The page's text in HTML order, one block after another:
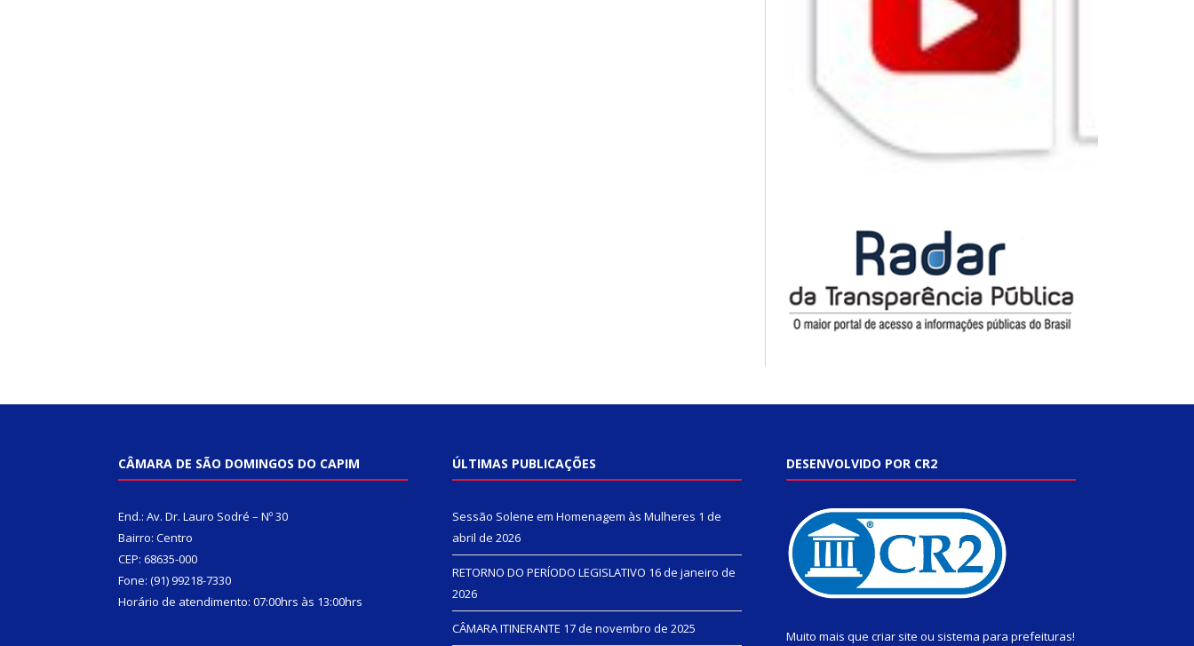
CÂMARA DE SÃO DOMINGOS DO CAPIM
End.: Av. Dr. Lauro Sodré – Nº 30
Bairro: Centro
CEP: 68635-000
Fone: (91) 99218-7330
Horário de atendimento: 07:00hrs às 13:00hrs
ÚLTIMAS PUBLICAÇÕES
Sessão Solene em Homenagem às Mulheres 1 de
abril de 2026
RETORNO DO PERÍODO LEGISLATIVO 16 de janeiro de
2026
CÂMARA ITINERANTE 17 de novembro de 2025
DESENVOLVIDO POR CR2
Muito mais que criar site ou sistema para prefeituras!